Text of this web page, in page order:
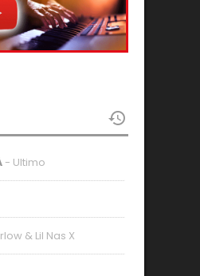
- Ultimo
& Lil Nas X